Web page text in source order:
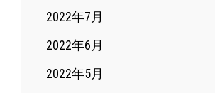
2022年7月
2022年6月
2022年5月